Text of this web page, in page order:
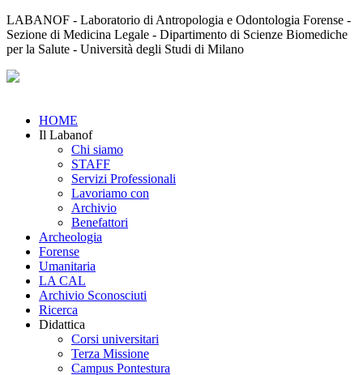
LABANOF - Laboratorio di Antropologia e Odontologia Forense -
Sezione di Medicina Legale - Dipartimento di Scienze Biomediche
per la Salute - Università degli Studi di Milano
HOME
Il Labanof
Chi siamo
STAFF
Servizi Professionali
Lavoriamo con
Archivio
Benefattori
Archeologia
Forense
Umanitaria
LA CAL
Archivio Sconosciuti
Ricerca
Didattica
Corsi universitari
Terza Missione
Campus Pontestura